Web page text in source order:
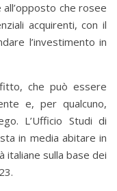
che rosee
acquirenti, con il
l’investimento in
che può essere
e, per qualcuno,
L’Ufficio Studi di
in media abitare in
italiane sulla base dei